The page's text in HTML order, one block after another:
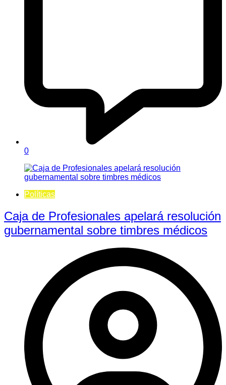
0
Políticas
Caja de Profesionales apelará resolución
gubernamental sobre timbres médicos